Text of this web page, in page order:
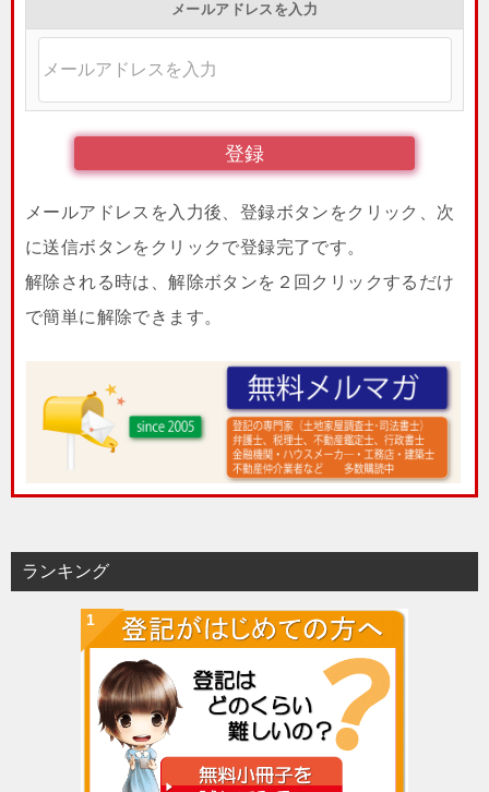
メールアドレスを入力
メールアドレスを入力後、登録ボタンをクリック、次
に送信ボタンをクリックで登録完了です。
解除される時は、解除ボタンを２回クリックするだけ
で簡単に解除できます。
ランキング